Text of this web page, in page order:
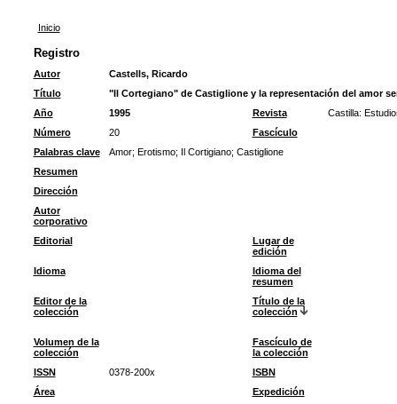
Inicio
Registro
Autor
Castells, Ricardo
Título
"Il Cortegiano" de Castiglione y la representación del amor
Año
1995 Revista
Castilla:
Número
20
Fascículo
Palabras clave
Amor; Erotismo; Il Cortigiano; Castiglione
Resumen
Dirección
Autor
corporativo
Editorial
Lugar de
edición
Idioma
Idioma del
resumen
Editor de la
colección
Título de la
colección
Volumen de la
colección
Fascículo de
la colección
ISSN
0378-200x
ISBN
Área
Expedición